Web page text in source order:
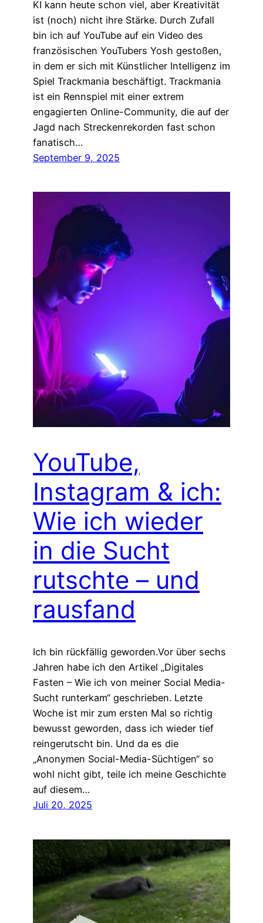
KI kann heute schon viel, aber Kreativität
ist (noch) nicht ihre Stärke. Durch Zufall
bin ich auf YouTube auf ein Video des
französischen YouTubers Yosh gestoßen,
in dem er sich mit Künstlicher Intelligenz im
Spiel Trackmania beschäftigt. Trackmania
ist ein Rennspiel mit einer extrem
engagierten Online-Community, die auf der
Jagd nach Streckenrekorden fast schon
fanatisch…
September 9, 2025
YouTube,
Instagram & ich:
Wie ich wieder
in die Sucht
rutschte – und
rausfand
Ich bin rückfällig geworden.Vor über sechs
Jahren habe ich den Artikel „Digitales
Fasten – Wie ich von meiner Social Media-
Sucht runterkam“ geschrieben. Letzte
Woche ist mir zum ersten Mal so richtig
bewusst geworden, dass ich wieder tief
reingerutscht bin. Und da es die
„Anonymen Social-Media-Süchtigen“ so
wohl nicht gibt, teile ich meine Geschichte
auf diesem…
Juli 20, 2025